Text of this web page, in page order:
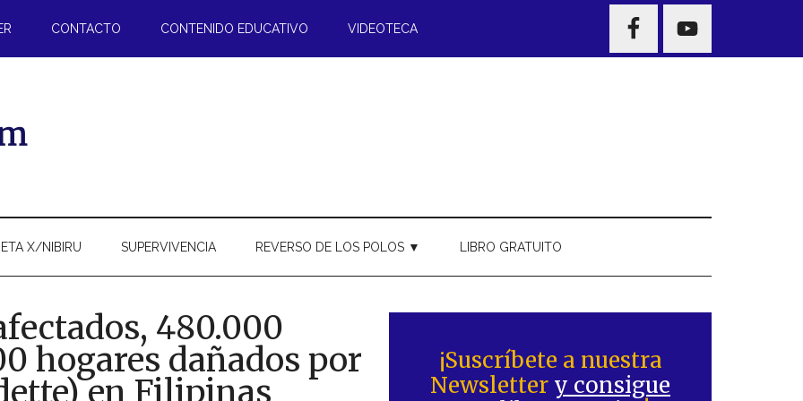
CONTACTO CONTENIDO EDUCATIVO VIDEOTECA
NAV
WIDGET
X/NIBIRU SUPERVIVENCIA REVERSO DE LOS POLOS ▼ LIBRO GRATUITO
480.000
hogares dañados por
en Filipinas
lateral
principal
¡Suscríbete a nuestra
Newsletter y consigue